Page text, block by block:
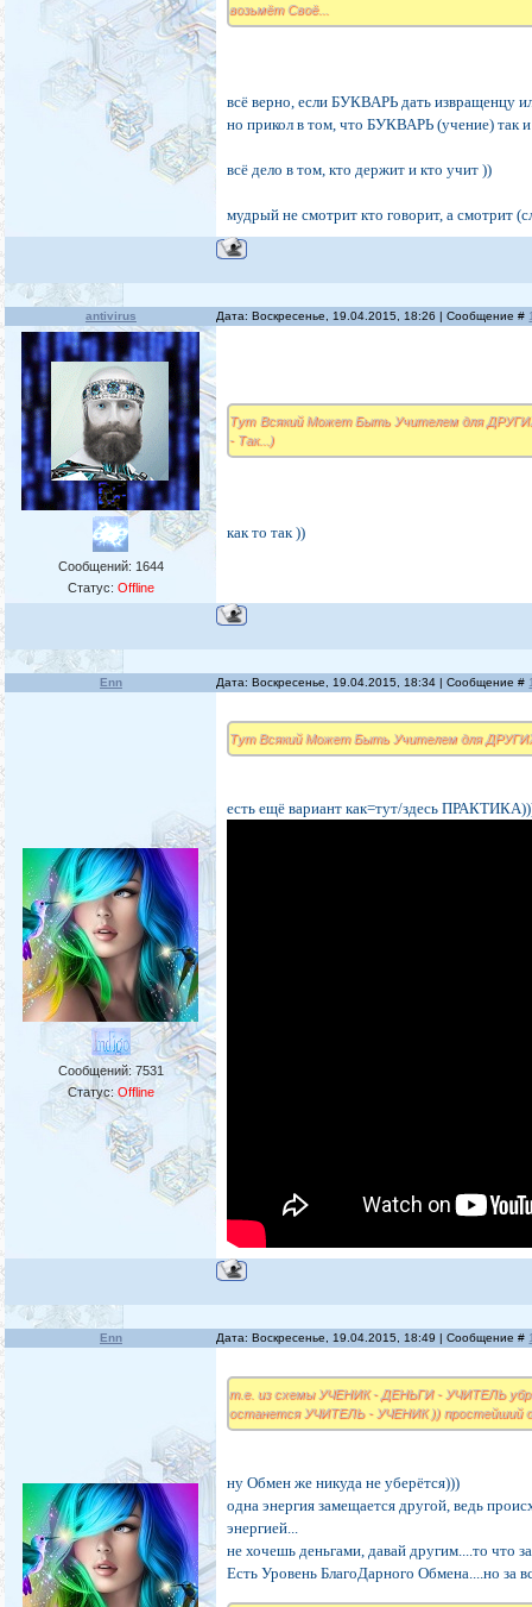
возьмёт Своё...
всё верно, если БУКВАРЬ дать извращенцу
но прикол в том, что БУКВАРЬ (учение)
всё дело в том, кто держит и кто учит ))
мудрый не смотрит кто говорит, а смотрит
antivirus Дата: Воскресенье, 19.04.2015, 18:26 | Сообщение #
Сообщений: 1644
Статус: Offline
Тут Всякий Может Быть Учителем для
- Так...)
как то так ))
Enn Дата: Воскресенье, 19.04.2015, 18:34 | Сообщение #
Сообщений: 7531
Статус:Offline
Тут Всякий Может Быть Учителем для
есть ещё вариант как=тут/здесь
Enn Дата: Воскресенье, 19.04.2015, 18:49 | Сообщение #
т.е. из схемы УЧЕНИК - ДЕНЬГИ - УЧИТЕЛЬ
останется УЧИТЕЛЬ - УЧЕНИК )) простейший
ну Обмен же никуда не уберётся)))
одна энергия замещается другой, ведь
энергией...
не хочешь деньгами, давай другим....то что
Есть Уровень БлагоДарного Обмена....но за